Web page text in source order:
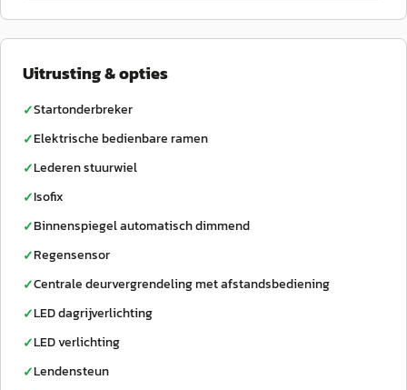
Uitrusting & opties
✓Startonderbreker
✓Elektrische bedienbare ramen
✓Lederen stuurwiel
✓Isofix
✓Binnenspiegel automatisch dimmend
✓Regensensor
✓Centrale deurvergrendeling met afstandsbediening
✓LED dagrijverlichting
✓LED verlichting
✓Lendensteun